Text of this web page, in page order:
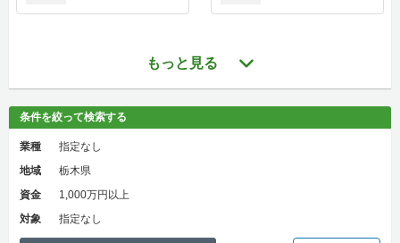
もっと見る
条件を絞って検索する
業種
指定なし
地域
栃木県
資金
1,000万円以上
対象
指定なし